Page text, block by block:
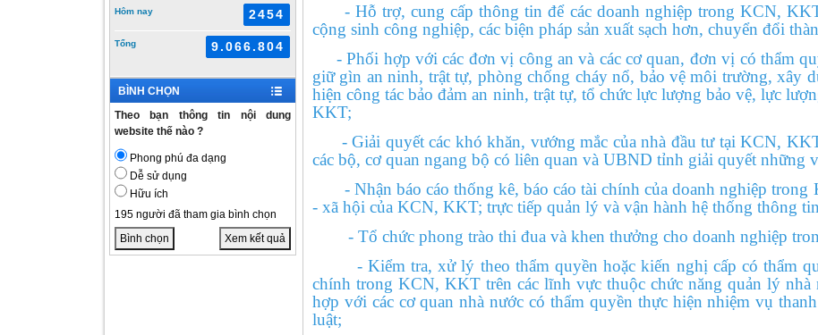
Hôm nay 2454
Tổng 9.066.804
BÌNH CHỌN
Theo bạn thông tin nội dung
website thế nào ?
Phong phú đa dạng
Dễ sử dụng
Hữu ích
195 người đã tham gia bình chọn
Bình chọn
Xem kết quả
- Hỗ trợ, cung cấp thông tin để các doanh nghiệp trong KCN,
cộng sinh công nghiệp, các biện pháp sản xuất sạch hơn, chuyển đổi
- Phối hợp với các đơn vị công an và các cơ quan, đơn vị có thẩm
giữ gìn an ninh, trật tự, phòng chống cháy nổ, bảo vệ môi trường, xây
hiện công tác bảo đảm an ninh, trật tự, tổ chức lực lượng bảo vệ, lực
KKT;
- Giải quyết các khó khăn, vướng mắc của nhà đầu tư tại KCN,
các bộ, cơ quan ngang bộ có liên quan và UBND tỉnh giải quyết những
- Nhận báo cáo thống kê, báo cáo tài chính của doanh nghiệp trong
- xã hội của KCN, KKT; trực tiếp quản lý và vận hành hệ thống thông
- Tổ chức phong trào thi đua và khen thưởng cho doanh nghiệp
- Kiểm tra, xử lý theo thẩm quyền hoặc kiến nghị cấp có thẩm
chính trong KCN, KKT trên các lĩnh vực thuộc chức năng quản lý nhà
hợp với các cơ quan nhà nước có thẩm quyền thực hiện nhiệm vụ
luật;